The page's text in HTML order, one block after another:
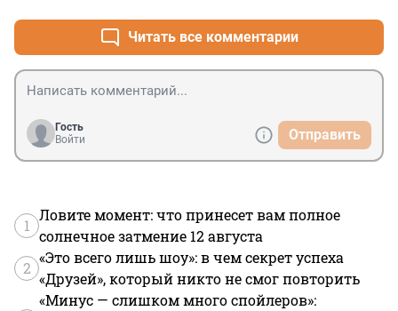
Читать все комментарии
Гость
Войти
Отправить
1
Ловите момент: что принесет вам полное
солнечное затмение 12 августа
2
«Это всего лишь шоу»: в чем секрет успеха
«Друзей», который никто не смог повторить
«Минус — слишком много спойлеров»: